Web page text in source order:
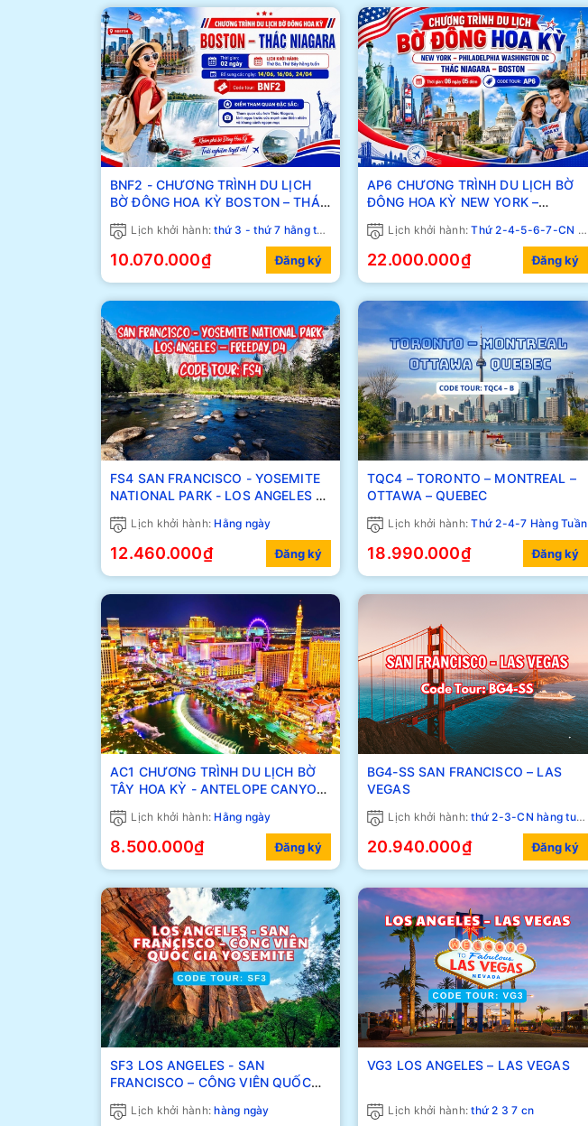
BNF2 - CHƯƠNG TRÌNH DU LỊCH
BỜ ĐÔNG HOA KỲ BOSTON – THÁC
Lịch khởi hành:thứ 3 - thứ 7 hằng tuần
10.070.000₫ Đăng ký
AP6 CHƯƠNG TRÌNH DU LỊCH BỜ
ĐÔNG HOA KỲ NEW YORK –
THÁC NIAGARA – BOSTON
Lịch khởi hành:Thứ 2-4-5-6-7-CN Hằng Tuần
22.000.000₫ Đăng ký
FS4 SAN FRANCISCO - YOSEMITE
NATIONAL PARK - LOS ANGELES –
Lịch khởi hành: Hằng ngày
12.460.000₫ Đăng ký
TQC4 – TORONTO – MONTREAL –
OTTAWA – QUEBEC
Lịch khởi hành:Thứ 2-4-7 Hàng Tuần
18.990.000₫ Đăng ký
AC1 CHƯƠNG TRÌNH DU LỊCH BỜ
TÂY HOA KỲ - ANTELOPE CANYON
Lịch khởi hành: Hằng ngày
8.500.000₫ Đăng ký
BG4-SS SAN FRANCISCO – LAS
VEGAS
Lịch khởi hành:thứ 2-3-CN hàng tuần
20.940.000₫ Đăng ký
SF3 LOS ANGELES - SAN
FRANCISCO – CÔNG VIÊN QUỐC
Lịch khởi hành:hàng ngày
VG3 LOS ANGELES – LAS VEGAS
Lịch khởi hành:thứ 2 3 7 cn